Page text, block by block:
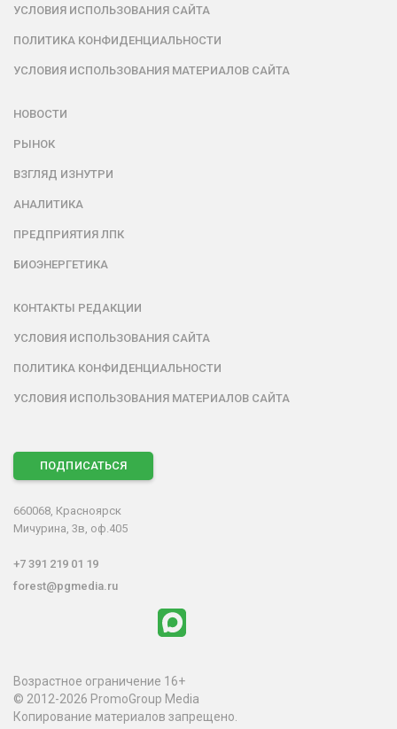
УСЛОВИЯ ИСПОЛЬЗОВАНИЯ САЙТА
ПОЛИТИКА КОНФИДЕНЦИАЛЬНОСТИ
УСЛОВИЯ ИСПОЛЬЗОВАНИЯ МАТЕРИАЛОВ САЙТА
НОВОСТИ
РЫНОК
ВЗГЛЯД ИЗНУТРИ
АНАЛИТИКА
ПРЕДПРИЯТИЯ ЛПК
БИОЭНЕРГЕТИКА
КОНТАКТЫ РЕДАКЦИИ
УСЛОВИЯ ИСПОЛЬЗОВАНИЯ САЙТА
ПОЛИТИКА КОНФИДЕНЦИАЛЬНОСТИ
УСЛОВИЯ ИСПОЛЬЗОВАНИЯ МАТЕРИАЛОВ САЙТА
ПОДПИСАТЬСЯ
660068, Красноярск
Мичурина, 3в, оф.405
+7 391 219 01 19
forest@pgmedia.ru
Возрастное ограничение 16+
© 2012-2026 PromoGroup Media
Копирование материалов запрещено.